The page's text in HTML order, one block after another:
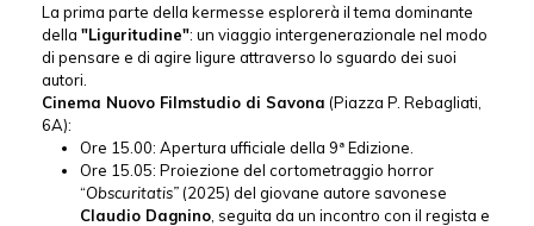
La prima parte della kermesse esplorerà il tema dominante
della "Liguritudine": un viaggio intergenerazionale nel modo
di pensare e di agire ligure attraverso lo sguardo dei suoi
autori.
Cinema Nuovo Filmstudio di Savona (Piazza P. Rebagliati,
6A):
Ore 15.00: Apertura ufficiale della 9ª Edizione.
Ore 15.05: Proiezione del cortometraggio horror
“Obscuritatis” (2025) del giovane autore savonese
Claudio Dagnino , seguita da un incontro con il regista e